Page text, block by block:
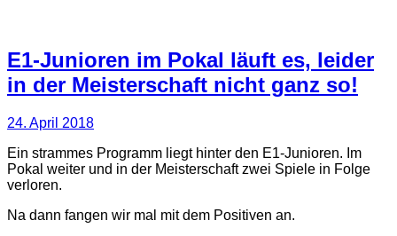
E1-Junioren im Pokal läuft es, leider
in der Meisterschaft nicht ganz so!
24. April 2018
Ein strammes Programm liegt hinter den E1-Junioren. Im
Pokal weiter und in der Meisterschaft zwei Spiele in Folge
verloren.
Na dann fangen wir mal mit dem Positiven an.